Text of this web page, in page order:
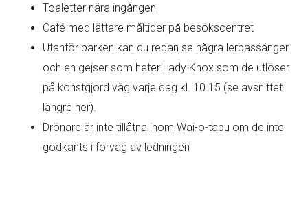
Toaletter nära ingången
Café med lättare måltider på besökscentret
Utanför parken kan du redan se några lerbassänger
och en gejser som heter Lady Knox som de utlöser
på konstgjord väg varje dag kl. 10.15 (se avsnittet
längre ner).
Drönare är inte tillåtna inom Wai-o-tapu om de inte
godkänts i förväg av ledningen